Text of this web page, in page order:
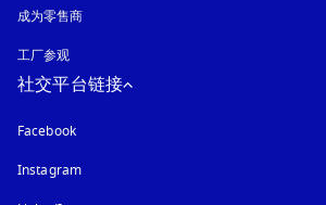
成为零售商
工厂参观
社交平台链接
Facebook
Instagram在新选项卡中打开